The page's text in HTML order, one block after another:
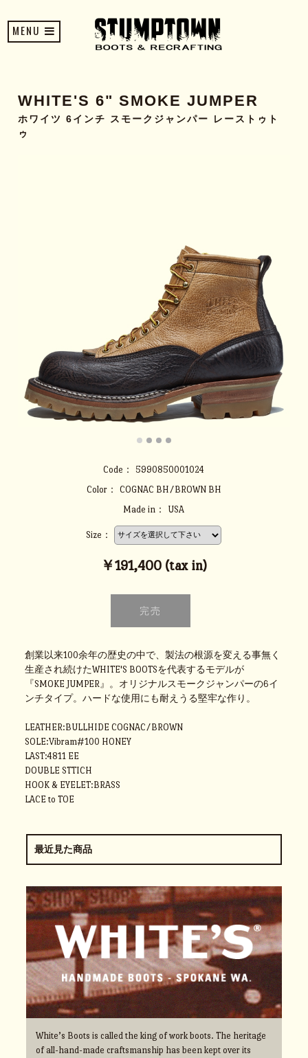
MENU
WHITE'S 6" SMOKE JUMPER
ホワイツ 6インチ スモークジャンパー レーストゥト
ゥ
Code：
5990850001024
Color：
COGNAC BH/BROWN BH
Made in：
USA
Size：
￥191,400 (tax in)
創業以来100余年の歴史の中で、製法の根源を変える事無く
生産され続けたWHITE'S BOOTSを代表するモデルが
『SMOKE JUMPER』。オリジナルスモークジャンパーの6イ
ンチタイプ。ハードな使用にも耐えうる堅牢な作り。
LEATHER:BULLHIDE COGNAC/BROWN
SOLE:Vibram#100 HONEY
LAST:4811 EE
DOUBLE STTICH
HOOK & EYELET:BRASS
LACE to TOE
最近見た商品
White’s Boots is called the king of work boots. The heritage
of all-hand-made craftsmanship has been kept over its